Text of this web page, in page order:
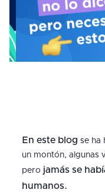
En este blog se ha
un montón, algunas
pero jamás se
humanos.